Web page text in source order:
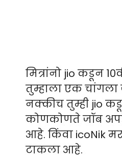
मित्रांनो jio कडून
तुम्हाला एक चांगला
नक्कीच तुम्ही jio
कोणकोणते जॉब
आहे. किंवा icoNik
टाकला आहे.